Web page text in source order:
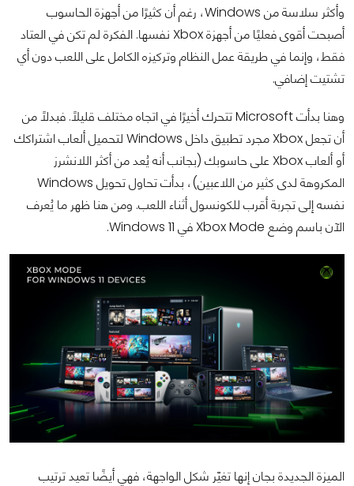
وأكثر سلاسة من Windows، رغم أن كثيرًا من أجهزة الحاسوب
أصبحت أقوى فعليًا من أجهزة Xbox نفسها. الفكرة لم تكن في العتاد
فقط، وإنما في طريقة عمل النظام وتركيزه الكامل على اللعب دون أي
تشتيت إضافي.
وهنا بدأت Microsoft تتحرك أخيرًا في اتجاه مختلف قليلًا. فبدلًا من
أن تجعل Xbox مجرد تطبيق داخل Windows لتحميل ألعاب اشتراكك
أو ألعاب Xbox على حاسوبك (بجانب أنه يُعد من أكثر اللانشرز
المكروهة لدى كثير من اللاعبين)، بدأت تحاول تحويل Windows
نفسه إلى تجربة أقرب للكونسول أثناء اللعب. ومن هنا ظهر ما يُعرف
الآن باسم وضع Xbox Mode في Windows 11.
الميزة الجديدة بجان إنها تغيّر شكل الواجهة، فهي أيضًا تعيد ترتيب